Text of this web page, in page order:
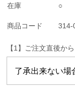
在庫 ○
商品コード 314-
【1】ご注文直後か